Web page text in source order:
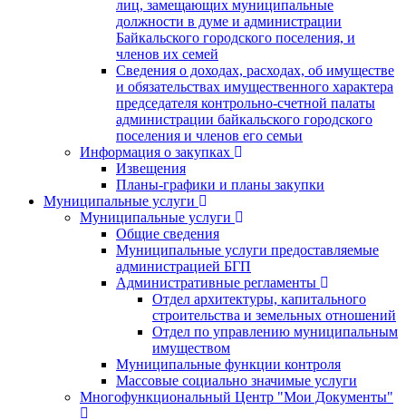
лиц, замещающих муниципальные
должности в думе и администрации
Байкальского городского поселения, и
членов их семей
Сведения о доходах, расходах, об имуществе
и обязательствах имущественного характера
председателя контрольно-счетной палаты
администрации байкальского городского
поселения и членов его семьи
Информация о закупках
Извещения
Планы-графики и планы закупки
Муниципальные услуги
Муниципальные услуги
Общие сведения
Муниципальные услуги предоставляемые
администрацией БГП
Административные регламенты
Отдел архитектуры, капитального
строительства и земельных отношений
Отдел по управлению муниципальным
имуществом
Муниципальные функции контроля
Массовые социально значимые услуги
Многофункциональный Центр "Мои Документы"